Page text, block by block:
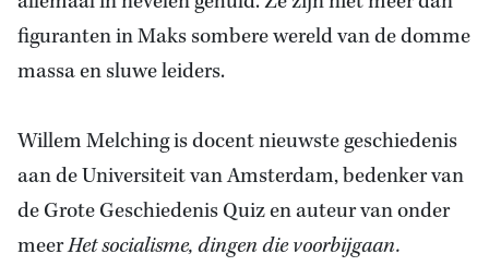
figuranten in Maks sombere wereld van de domme
massa en sluwe leiders.
Willem Melchingis docent nieuwste geschiedenis
aande Universiteit van Amsterdam, bedenker van
de Grote Geschiedenis Quiz en auteur van onder
meerHet socialisme, dingen die voorbijgaan.